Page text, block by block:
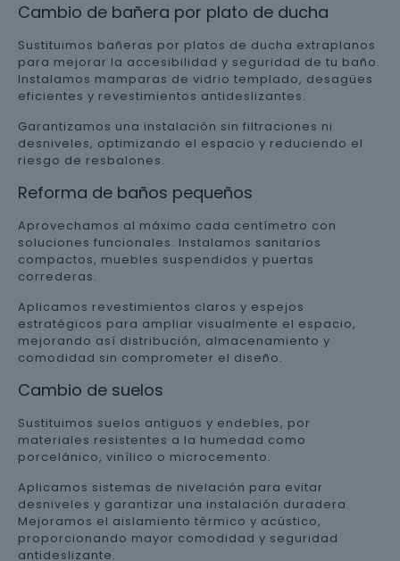
Cambio de bañera por plato de ducha
Sustituimos bañeras por platos de ducha extraplanos
para mejorar la accesibilidad y seguridad de tu baño.
Instalamos mamparas de vidrio templado, desagües
eficientes y revestimientos antideslizantes.
Garantizamos una instalación sin filtraciones ni
desniveles, optimizando el espacio y reduciendo el
riesgo de resbalones.
Reforma de baños pequeños
Aprovechamos al máximo cada centímetro con
soluciones funcionales. Instalamos sanitarios
compactos, muebles suspendidos y puertas
correderas.
Aplicamos revestimientos claros y espejos
estratégicos para ampliar visualmente el espacio,
mejorando así distribución, almacenamiento y
comodidad sin comprometer el diseño.
Cambio de suelos
Sustituimos suelos antiguos y endebles, por
materiales resistentes a la humedad como
porcelánico, vinílico o microcemento.
Aplicamos sistemas de nivelación para evitar
desniveles y garantizar una instalación duradera.
Mejoramos el aislamiento térmico y acústico,
proporcionando mayor comodidad y seguridad
antideslizante.